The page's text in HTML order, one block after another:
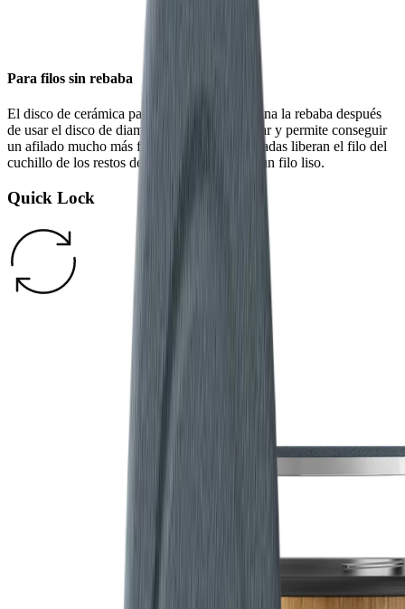
Para filos sin rebaba
El disco de cerámica para asentar el filo elimina la rebaba después
de usar el disco de diamante de grano estándar y permite conseguir
un afilado mucho más fino. Las estrías integradas liberan el filo del
cuchillo de los restos de material y aseguran un filo liso.
Quick Lock